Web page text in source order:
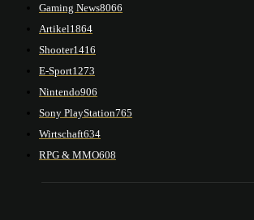
Gaming News8066
Artikel1864
Shooter1416
E-Sport1273
Nintendo906
Sony PlayStation765
Wirtschaft634
RPG & MMO608